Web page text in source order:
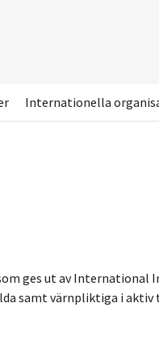
Internationella
ges ut av International
samt värnpliktiga i aktiv